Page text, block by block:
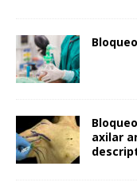
axilar